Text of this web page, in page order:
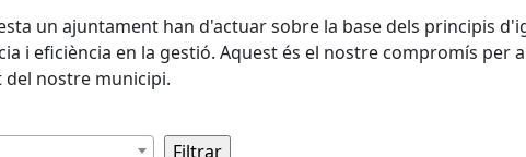
un ajuntament han d'actuar sobre la base dels principis
i eficiència en la gestió. Aquest és el nostre compromís per
nostre municipi.